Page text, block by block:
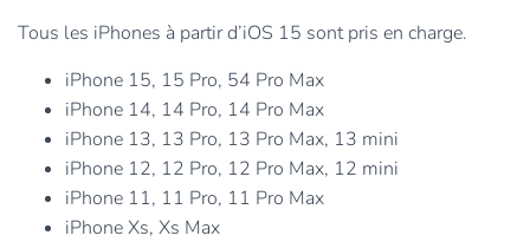
Tous les iPhones à partir d’iOS 15 sont pris en charge.
iPhone 15, 15 Pro, 54 Pro Max
iPhone 14, 14 Pro, 14 Pro Max
iPhone 13, 13 Pro, 13 Pro Max, 13 mini
iPhone 12, 12 Pro, 12 Pro Max, 12 mini
iPhone 11, 11 Pro, 11 Pro Max
iPhone Xs, Xs Max